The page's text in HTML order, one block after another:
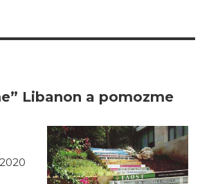
Libanon a pomozme